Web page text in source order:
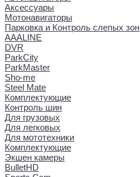
Аксессуары
Мотонавигаторы
Парковка и Контроль слепых зон
AAALINE
DVR
ParkCity
ParkMaster
Sho-me
Steel Mate
Комплектующие
Контроль шин
Для грузовых
Для легковых
Для мототехники
Комплектующие
Экшен камеры
BulletHD